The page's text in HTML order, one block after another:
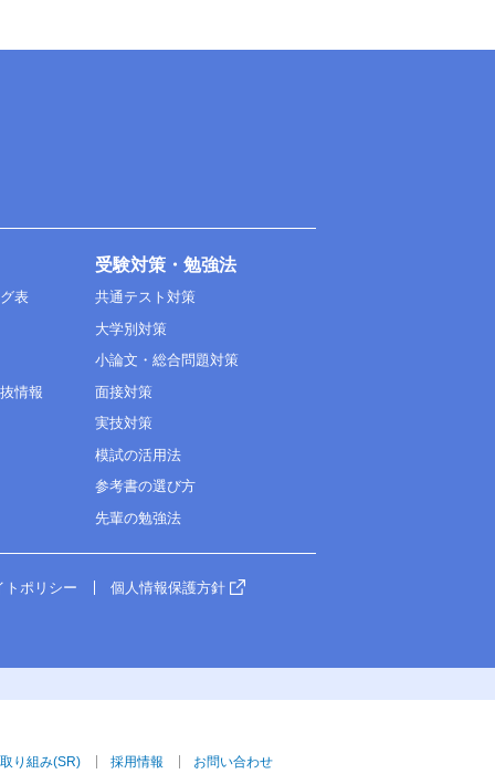
表
情報
受験対策・勉強法
共通テスト対策
大学別対策
小論文・総合問題対策
面接対策
実技対策
模試の活用法
参考書の選び方
先輩の勉強法
トポリシー 個人情報保護方針
り組み(SR) 採用情報 お問い合わせ